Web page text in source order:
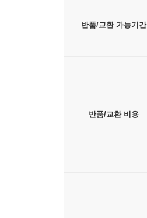
반품/교환 가능기간
반품/교환 비용